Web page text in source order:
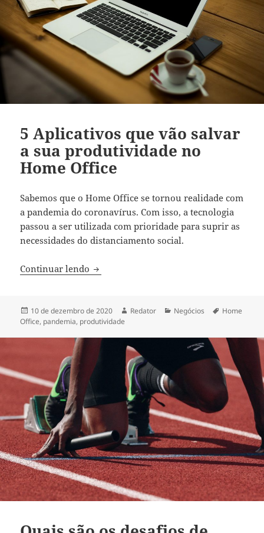
5 Aplicativos que vão salvar
a sua produtividade no
Home Office
Sabemos que o Home Office se tornou realidade com
a pandemia do coronavírus. Com isso, a tecnologia
passou a ser utilizada com prioridade para suprir as
necessidades do distanciamento social.
Continuar lendo 5 Aplicativos que vão salvar a sua
Publicado
em
10 de dezembro de 2020 Autor
Redator Categorias
Negócios Tags
Home
Office, pandemia, produtividade